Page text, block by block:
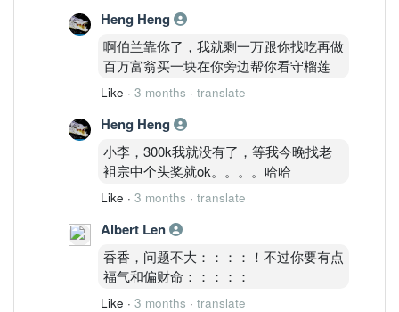
Heng Heng
啊伯兰靠你了，我就剩一万跟你找吃再做
百万富翁买一块在你旁边帮你看守榴莲
Like · 3 months · translate
Heng Heng
小李，300k我就没有了，等我今晚找老
袓宗中个头奖就ok。。。。哈哈
Like · 3 months · translate
Albert Len
香香，问题不大：：：：！不过你要有点
福气和偏财命：：：：：
Like · 3 months · translate